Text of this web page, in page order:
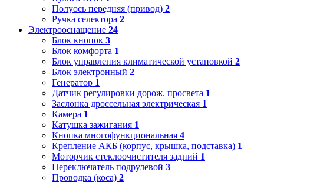
Полуось передняя (привод) 2
Ручка селектора 2
Электрооснащение 24
Блок кнопок 3
Блок комфорта 1
Блок управления климатической установкой 2
Блок электронный 2
Генератор 1
Датчик регулировки дорож. просвета 1
Заслонка дроссельная электрическая 1
Камера 1
Катушка зажигания 1
Кнопка многофункциональная 4
Крепление АКБ (корпус, крышка, подставка) 1
Моторчик стеклоочистителя задний 1
Переключатель подрулевой 3
Проводка (коса) 2